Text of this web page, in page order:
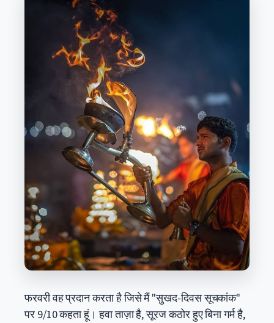
फरवरी वह प्रदान करता है जिसे मैं "सुखद-दिवस सूचकांक"
पर 9/10 कहता हूं। हवा ताज़ा है, सूरज कठोर हुए बिना गर्म है,